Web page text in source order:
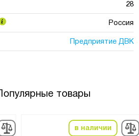
28
Россия
Предприятие ДВК
Популярные товары
в наличии